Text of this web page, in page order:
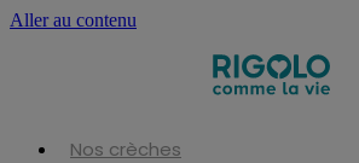
Aller au contenu
Nos crèches